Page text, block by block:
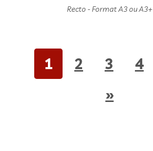
Recto - Format A3 ou A3+
1 2 3 4
»